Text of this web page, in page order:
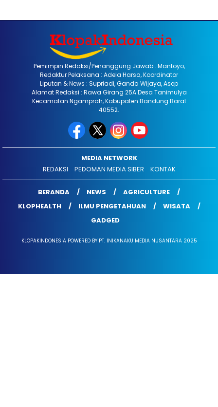
Pemimpin Redaksi/Penanggung Jawab : Mantoyo,
Redaktur Pelaksana : Adela Harsa, Koordinator
Liputan & News : Supriadi, Ganda Wijaya, Asep
Alamat Redaksi : Rawa Girang 25A Desa Tanimulya
Kecamatan Ngamprah, Kabupaten Bandung Barat
40552.
MEDIA NETWORK
REDAKSI
PEDOMAN MEDIA SIBER KONTAK
BERANDA NEWS
AGRICULTURE
KLOPHEALTH
ILMU PENGETAHUAN
WISATA
GADGED
KLOPAKINDONESIA POWERED BY PT. INIKANAKU MEDIA NUSANTARA 2025